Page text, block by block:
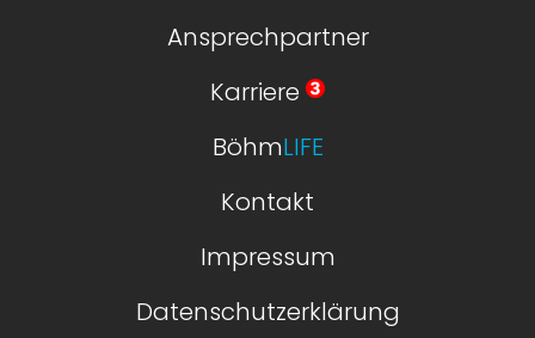
Ansprechpartner
Karriere
BöhmLIFE
Kontakt
Impressum
Datenschutzerklärung